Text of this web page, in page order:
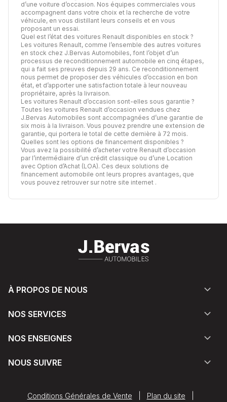
d’une voiture d’occasion. Nos équipes commerciales vous
accompagnent dans votre choix et la recherche de votre
véhicule, en vous distillant leurs conseils et en vous
proposant un essai.
Quel est l’état des voitures Renault disponibles en stock ?
Les voitures Renault, comme l’ensemble des autres voitures
en stock chez J.Bervas Automobiles, font l’objet d’un
processus de reconditionnement automobile en cinq étapes,
qui a fait ses preuves depuis 29 ans. Ce reconditionnement
nous permet de proposer des véhicules d’occasion en bon
état, et d’apporter une satisfaction totale à leur nouveau
propriétaire, après la livraison.
Les voitures Renault d’occasion sont-elles sous garantie ?
Toutes les voitures Renault d’occasion vendues chez
J.Bervas Automobiles sont accompagnées d’une garantie de
six mois à la livraison. Vous pouvez prendre une extension de
garantie, qui portera le total de cette dernière à 72 mois.
Quelles sont les options de financement disponibles ?
Vous avez la possibilité d’acheter votre Renault d’occasion
par l’intermédiaire d’un crédit classique ou d’une Location
avec Option d’Achat (LOA). Ces deux solutions de
financement automobile ont leurs propres avantages, que
vous pouvez retrouver sur notre site internet .
À PROPOS DE NOUS
NOS SERVICES
NOS ENSEIGNES
NOUS SUIVRE
Conditions Générales de Vente Plan du site